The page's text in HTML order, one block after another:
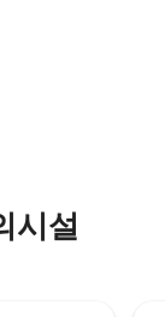
시설